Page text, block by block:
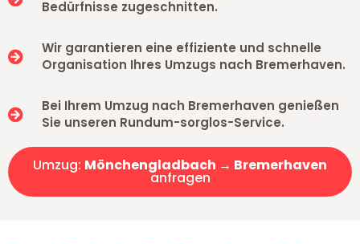
Bedürfnisse zugeschnitten.
Wir garantieren eine effiziente und schnelle
Organisation Ihres Umzugs nach Bremerhaven.
Bei Ihrem Umzug nach Bremerhaven genießen
Sie unseren Rundum-sorglos-Service.
Umzug: Mönchengladbach → Bremerhaven
anfragen